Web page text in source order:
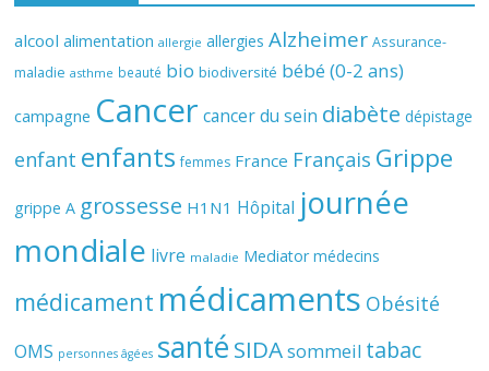
alcool alimentation allergie allergies Alzheimer Assurance-
maladie asthme beauté bio biodiversité bébé (0-2 ans)
campagne Cancer cancer du sein diabète dépistage
enfant enfants femmes France Français Grippe
grippe A grossesse H1N1 Hôpital journée
mondiale livre maladie Mediator médecins
médicament médicaments Obésité
OMS personnes âgées santé SIDAsommeil tabac